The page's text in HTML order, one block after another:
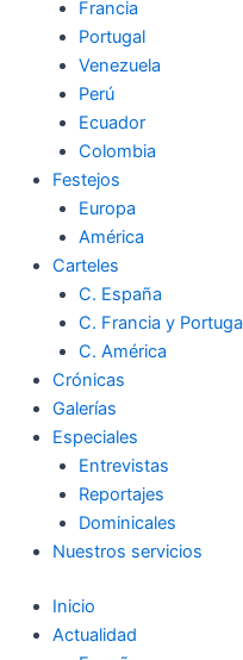
Francia
Portugal
Venezuela
Perú
Ecuador
Colombia
Festejos
Europa
América
Carteles
C. España
C. Francia y
C. América
Crónicas
Galerías
Especiales
Entrevistas
Reportajes
Dominicales
Nuestros servicios
Inicio
Actualidad